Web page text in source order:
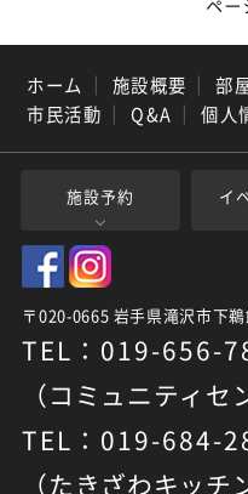
ホーム ｜ 施設概要 ｜ 部
市民活動 ｜ Q&A ｜ 個人
施設予約 イ
〒020-0665 岩手県滝沢市下
TEL：019-656-
（コミュニティセ
TEL：019-684-
（たきざわキッチ